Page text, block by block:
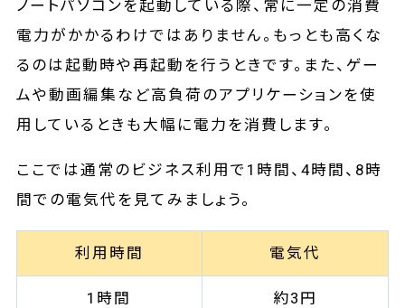
ノートパソコンを起動している際、常に一定の消費
電力がかかるわけではありません。もっとも高くな
るのは起動時や再起動を行うときです。また、ゲー
ムや動画編集など高負荷のアプリケーションを使
用しているときも大幅に電力を消費します。
ここでは通常のビジネス利用で1時間、4時間、8時
間での電気代を見てみましょう。
利用時間 電気代
1時間 約3円